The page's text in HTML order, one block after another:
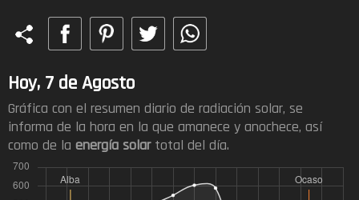
Hoy, 7 de Agosto
Gráfica con el resumen diario de radiación solar, se
informa de la hora en la que amanece y anochece, así
como de la energía solartotal del día.